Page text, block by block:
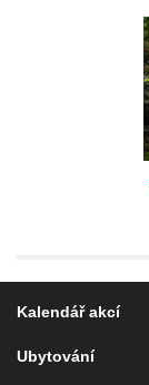
Kalendář akcí
Ubytování